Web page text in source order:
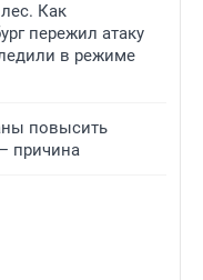
Как
пережил атаку
в режиме
повысить
причина